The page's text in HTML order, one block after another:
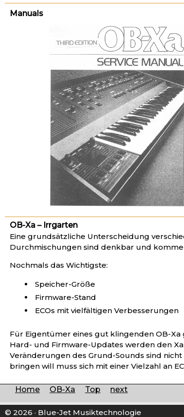
Manuals
OB-Xa – Irrgarten
Eine grundsätzliche Unterscheidung
Durchmischungen sind denkbar und
Nochmals das Wichtigste:
Speicher-Größe
Firmware-Stand
ECOs mit vielfältigen Verbesserungen
Für Eigentümer eines gut klingenden OB-
Hard- und Firmware-Updates werden den
Veränderungen des Grund-Sounds sind
bringen will muss sich mit einer Vielzahl an
Home OB-Xa Top next
© 2026 · Blue-Jet Musiktechnologie